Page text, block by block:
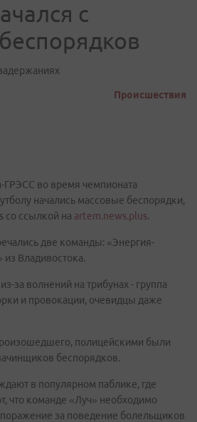
с
Происшествия
ГРЭСС во время чемпионата
начались массовые беспорядки,
со ссылкой на artem.news.plus.
две команды: «Энергия-
Владивостока.
за волнений на трибунах - группа
и провокации, очевидцы даже
полицейскими были
беспорядков.
в популярном паблике, где
что команде «Луч» необходимо
поражение за поведение болельщиков